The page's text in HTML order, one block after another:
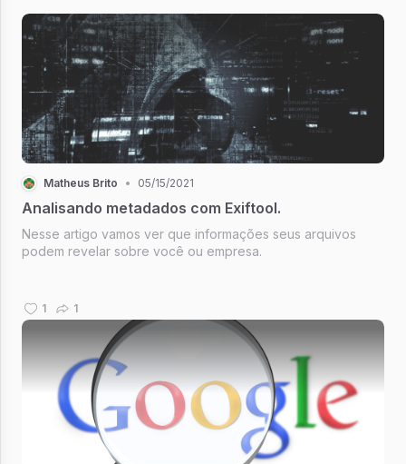
Matheus Brito • 05/15/2021
Analisando metadados com Exiftool.
Nesse artigo vamos ver que informações seus arquivos
podem revelar sobre você ou empresa.
1 1